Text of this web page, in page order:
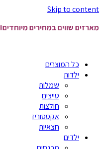
Skip to content
מארזים שווים במחירים מיוחדים!
כל המוצרים
ילדות
שמלות
טייצים
חולצות
אקססוריז
חצאיות
ילדים